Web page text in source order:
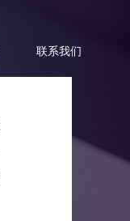
联系我们